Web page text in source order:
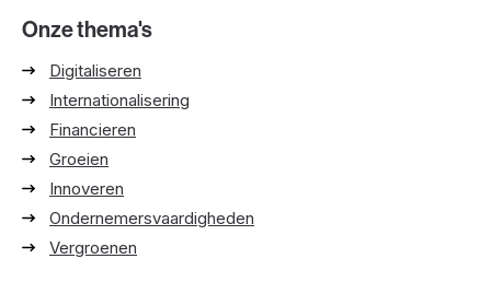
Onze thema's
Digitaliseren
Internationalisering
Financieren
Groeien
Innoveren
Ondernemersvaardigheden
Vergroenen